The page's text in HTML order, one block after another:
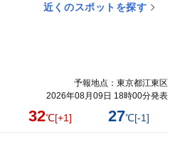
近くのスポットを探す
予報地点：東京都江東区
2026年08月09日 18時00分発表
32℃[+1] 27℃[-1]